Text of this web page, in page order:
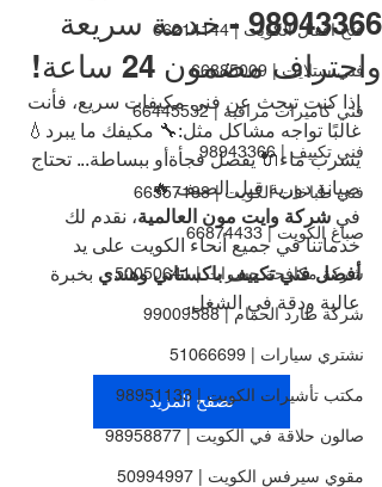
فتح اقفال الكويت | 66214144
فني ستلايت | 66885009
فني كاميرات مراقبة | 66445532
فني تكييف | 98943366
فني طباخات الكويت | 66557188
صباغ الكويت | 66874433
شركة مكافحة حشرات | 50050641
شركة طارد الحمام | 99009588
نشتري سيارات | 51066699
مكتب تأشيرات الكويت | 98951133
صالون حلاقة في الكويت | 98958877
مقوي سيرفس الكويت | 50994997
98943366 - خدمة سريعة
واحتراف مضمون 24 ساعة!
إذا كنت تبحث عن فني مكيفات سريع، فأنت
غالبًا تواجه مشاكل مثل:🔧 مكيفك ما يبرد💧
يسرب ماء🔌 يفصل فجأةأو ببساطة... تحتاج
صيانة دورية قبل الصيف 🔥
في شركة وايت مون العالمية، نقدم لك
خدماتنا في جميع أنحاء الكويت على يد
أفضل فني تكييف باكستاني وهندي بخبرة
عالية ودقة في الشغل.
تصفح المزيد